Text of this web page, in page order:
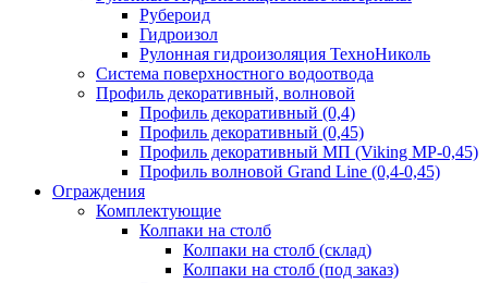
Рубероид
Гидроизол
Рулонная гидроизоляция ТехноНиколь
Система поверхностного водоотвода
Профиль декоративный, волновой
Профиль декоративный (0,4)
Профиль декоративный (0,45)
Профиль декоративный МП (Viking MP-0,45)
Профиль волновой Grand Line (0,4-0,45)
Ограждения
Комплектующие
Колпаки на столб
Колпаки на столб (склад)
Колпаки на столб (под заказ)